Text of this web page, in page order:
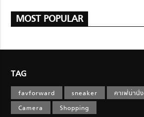
MOST POPULAR
TAG
favforward sneaker คาเฟ่น่านั่ง
Camera
Shopping